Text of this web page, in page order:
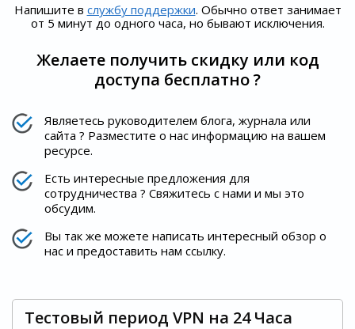
Напишите в службу поддержки. Обычно ответ занимает
от 5 минут до одного часа, но бывают исключения.
Желаете получить скидку или код
доступа бесплатно ?
Являетесь руководителем блога, журнала или
сайта ? Разместите о нас информацию на вашем
ресурсе.
Есть интересные предложения для
сотрудничества ? Свяжитесь с нами и мы это
обсудим.
Вы так же можете написать интересный обзор о
нас и предоставить нам ссылку.
Тестовый период VPN на 24 Часа